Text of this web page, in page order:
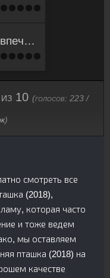
Общее впечатление
из 10 (голосов: 223 /
)
смотреть все
(2018),
которая часто
и тоже ведем
мы оставляем
пташка (2018) на
качестве